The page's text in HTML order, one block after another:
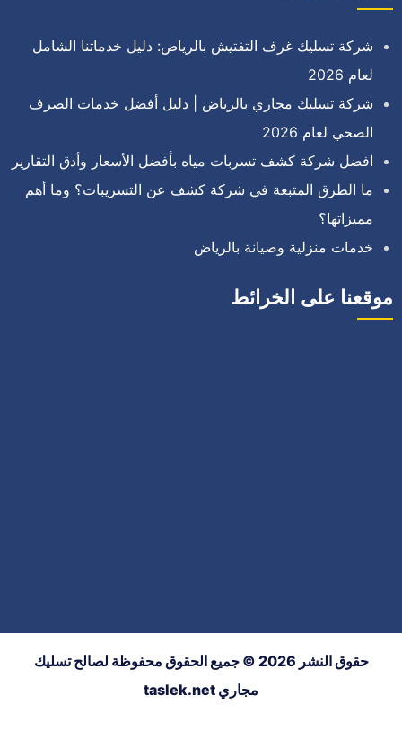
شركة تسليك غرف التفتيش بالرياض: دليل خدماتنا الشامل
لعام 2026
شركة تسليك مجاري بالرياض | دليل أفضل خدمات الصرف
الصحي لعام 2026
افضل شركة كشف تسربات مياه بأفضل الأسعار وأدق التقارير
ما الطرق المتبعة في شركة كشف عن التسريبات؟ وما أهم
مميزاتها؟
خدمات منزلية وصيانة بالرياض
موقعنا على الخرائط
حقوق النشر 2026 © جميع الحقوق محفوظة لصالح تسليك
مجاري taslek.net